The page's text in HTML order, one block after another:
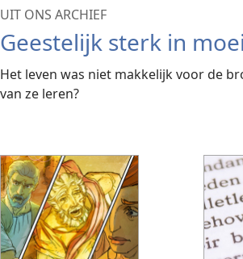
UIT ONS ARCHIEF
Geestelijk sterk in
Het leven was niet makkelijk voor de
van ze leren?